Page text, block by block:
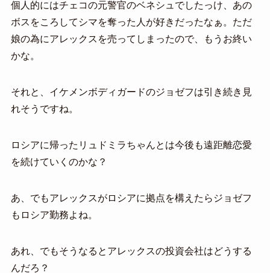
個人的にはチェコの元警官のベネシュでしたっけ、あの
ボスをころしてシマを奪った人が好きだったなぁ。ただ
娘の為にアレックスを売ってしまったので、もうお終い
かな。
それと、イケメンボディガードのジョゼフは引き続き見
れそうですね。
ロシアに帰ったリュドミラちゃんとは今後も遠距離恋愛
を続けていくのかな？
あ、でもアレックスがロシアに拠点を構えたらジョゼフ
もロシア勤務よね。
あれ、でもそうなるとアレックスの投資会社はどうする
んだろ？